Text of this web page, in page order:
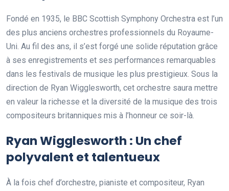
Fondé en 1935, le BBC Scottish Symphony Orchestra est l’un
des plus anciens orchestres professionnels du Royaume-
Uni. Au fil des ans, il s’est forgé une solide réputation grâce
à ses enregistrements et ses performances remarquables
dans les festivals de musique les plus prestigieux. Sous la
direction de Ryan Wigglesworth, cet orchestre saura mettre
en valeur la richesse et la diversité de la musique des trois
compositeurs britanniques mis à l’honneur ce soir-là.
Ryan Wigglesworth : Un chef
polyvalent et talentueux
À la fois chef d’orchestre, pianiste et compositeur, Ryan